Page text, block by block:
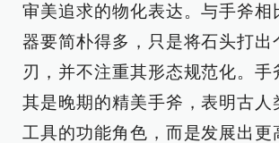
审美追求的物化表达。与手斧相
器要简朴得多，只是将石头打出
刃，并不注重其形态规范化。手
其是晚期的精美手斧，表明古人
工具的功能角色，而是发展出更